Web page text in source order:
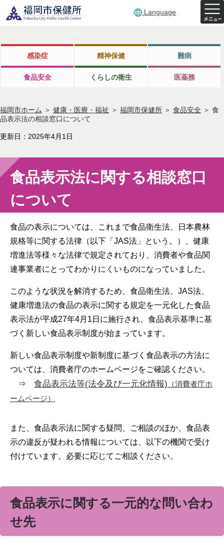
Language
感染症 精神保健 難病
食品安全 くらしの衛生 医薬務
福岡市ホーム ＞ 健康・医療・福祉 ＞ 福岡市保健所 ＞ 食品安全 ＞ 食
品表示法の相談窓口について
更新日：2025年4月1日
食品表示法に関する相談窓口
について
食品の表示については、これまで食品衛生法、日本農林
規格等に関する法律（以下「JAS法」という。）、健康
増進法等様々な法律で規定されており、消費者や食品関
連事業者にとってわかりにくいものになっていました。
このような状況を解消するため、食品衛生法、JAS法、
健康増進法の食品の表示に関する規定を一元化した食品
表示法が平成27年4月1日に施行され、食品表示基準に基
づく新しい食品表示制度が始まっています。
新しい食品表示制度や新制度に基づく食品表示の方法に
ついては、消費者庁のホームページをご確認ください。
⇒ 食品表示法等(法令及び一元化情報) （消費者庁ホ
ームページ）
また、食品表示法に関する疑問、ご相談のほか、食品表
示の違反が疑われる情報については、以下の機関で受け
付けています。必要に応じてご相談ください。
食品表示に関する一元的な問い合わ
せ先